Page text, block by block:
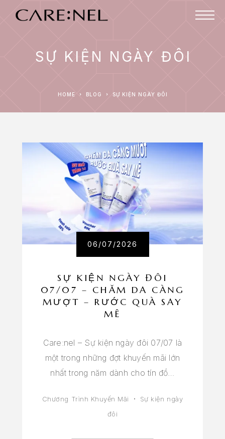
SỰ KIỆN NGÀY ĐÔI
HOME BLOG SỰ KIỆN NGÀY ĐÔI
06/07/2026
SỰ KIỆN NGÀY ĐÔI
07/07 – CHĂM DA CÀNG
MƯỢT – RƯỚC QUÀ SAY
MÊ
Care:nel – Sự kiện ngày đôi 07/07 là
một trong những đợt khuyến mãi lớn
nhất trong năm dành cho tín đồ…
Chương Trình Khuyến Mãi
Sự kiện ngày
đôi